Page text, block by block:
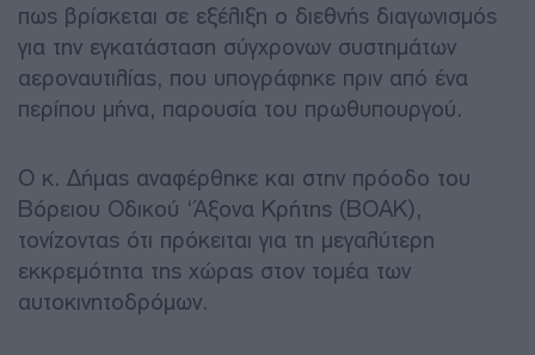
πως βρίσκεται σε εξέλιξη ο διεθνής διαγωνισμός
για την εγκατάσταση σύγχρονων συστημάτων
αεροναυτιλίας, που υπογράφηκε πριν από ένα
περίπου μήνα, παρουσία του πρωθυπουργού.
Ο κ. Δήμας αναφέρθηκε και στην πρόοδο του
Βόρειου Οδικού ‘Άξονα Κρήτης (ΒΟΑΚ),
τονίζοντας ότι πρόκειται για τη μεγαλύτερη
εκκρεμότητα της χώρας στον τομέα των
αυτοκινητοδρόμων.